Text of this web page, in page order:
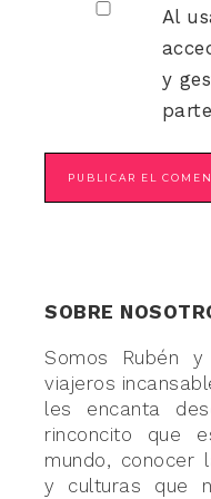
Al
y
SOBRE
Somos Rubén y
viajeros
les encanta
rinconcito que
mundo, conocer
y culturas que